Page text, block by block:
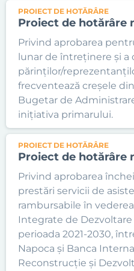
PROIECT DE HOTĂRÂRE
Proiect de hotărâre
Privind aprobarea
lunar de întreținere și
părinților/
frecventează creșele
Bugetar de
inițiativa primarului.
PROIECT DE HOTĂRÂRE
Proiect de hotărâre
Privind aprobarea
prestări servicii de
rambursabile în
Integrate de Dezvoltare
perioada 2021-2030,
Napoca și Banca
Reconstrucție și